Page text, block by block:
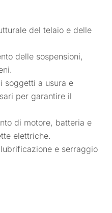
del telaio e delle
delle sospensioni,
soggetti a usura e
per garantire il
di motore, batteria e
elettriche.
e serraggio